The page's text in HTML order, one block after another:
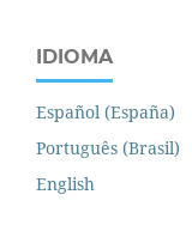
IDIOMA
Español (España)
Português (Brasil)
English